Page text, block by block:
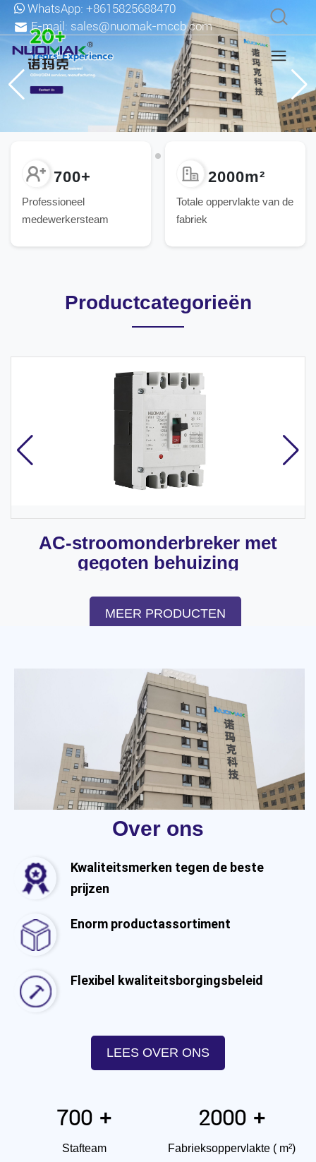
WhatsApp: +8615825688470
E-mail: sales@nuomak-mccb.com
700+
Professioneel
medewerkersteam
2000m²
Totale oppervlakte van de
fabriek
Productcategorieën
AC-stroomonderbreker met
gegoten behuizing
MEER PRODUCTEN
Over ons
Kwaliteitsmerken tegen de beste
prijzen
Enorm productassortiment
Flexibel kwaliteitsborgingsbeleid
LEES OVER ONS
700 +
Stafteam
2000 +
Fabrieksoppervlakte ( m²)